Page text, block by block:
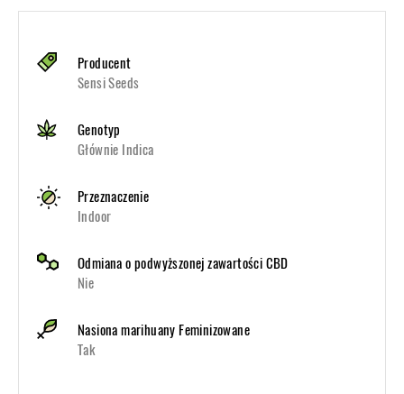
Producent
Sensi Seeds
Genotyp
Głównie Indica
Przeznaczenie
Indoor
Odmiana o podwyższonej zawartości CBD
Nie
Nasiona marihuany Feminizowane
Tak